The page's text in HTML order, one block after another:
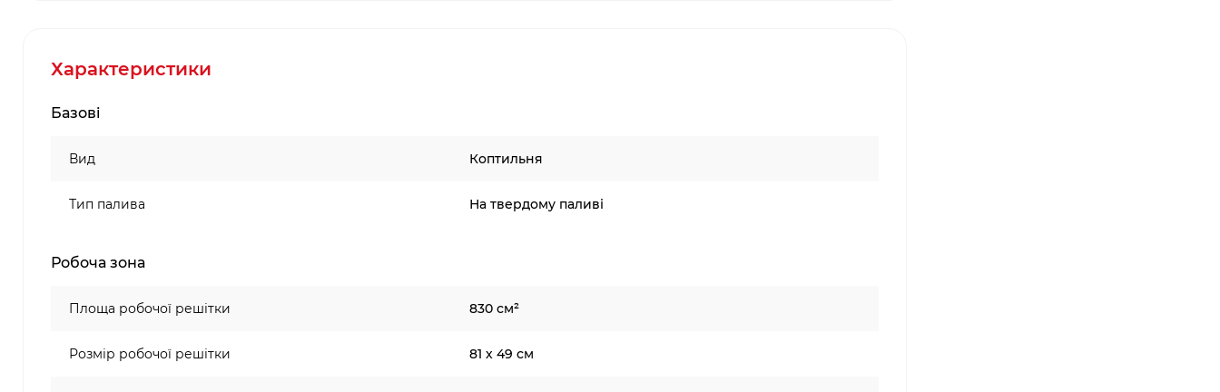
Характеристики
Базові
Вид Коптильня
Тип палива На твердому паливі
Робоча зона
Площа робочої решітки 830 см²
Розмір робочої решітки 81 х 49 см